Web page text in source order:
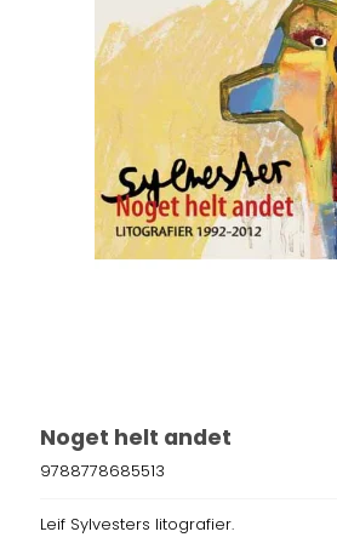
Noget helt andet
9788778685513
Leif Sylvesters litografier.